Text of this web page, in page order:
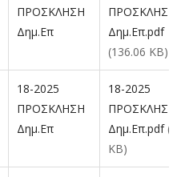
ΠΡΟΣΚΛΗΣΗ
Δημ.Επ
ΠΡΟΣΚΛΗΣΗ
Δημ.Επ.pdf
(136.06 KB)
18-2025
ΠΡΟΣΚΛΗΣΗ
Δημ.Επ
18-2025
ΠΡΟΣΚΛΗΣΗ
Δημ.Επ.pdf
KB)